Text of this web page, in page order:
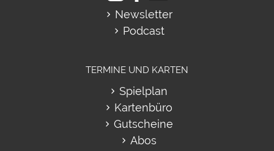
Newsletter
Podcast
TERMINE UND KARTEN
Spielplan
Kartenbüro
Gutscheine
Abos